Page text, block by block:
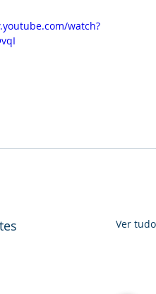
watch?
Ver tudo